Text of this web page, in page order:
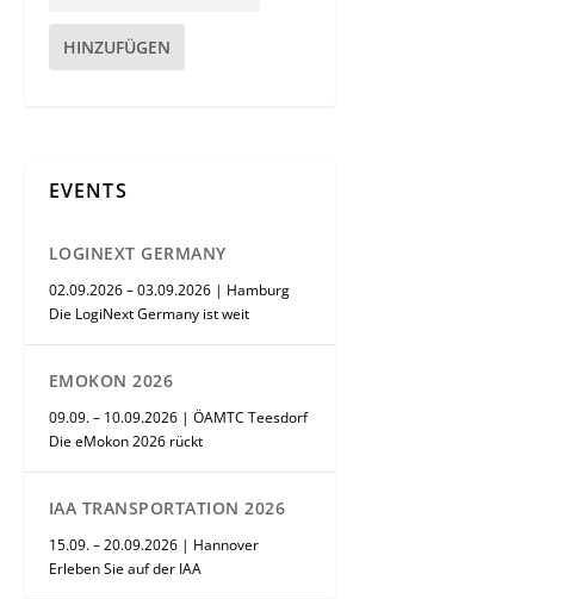
HINZUFÜGEN
EVENTS
LOGINEXT GERMANY
02.09.2026 – 03.09.2026 | Hamburg
Die LogiNext Germany ist weit
EMOKON 2026
09.09. – 10.09.2026 | ÖAMTC Teesdorf
Die eMokon 2026 rückt
IAA TRANSPORTATION 2026
15.09. – 20.09.2026 | Hannover
Erleben Sie auf der IAA